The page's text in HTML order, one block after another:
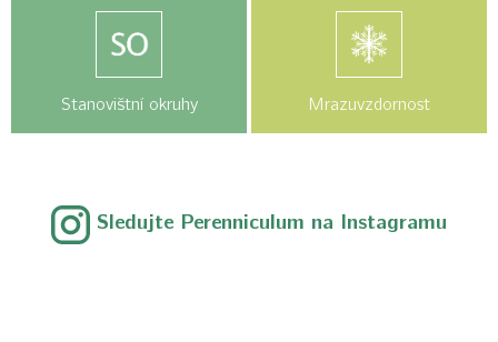
Stanovištní okruhy Mrazuvzdornost
Sledujte Perenniculum na Instagramu